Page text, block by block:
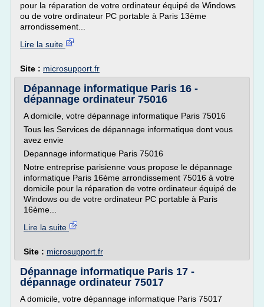
pour la réparation de votre ordinateur équipé de Windows
ou de votre ordinateur PC portable à Paris 13ème
arrondissement...
Lire la suite
Site : microsupport.fr
Dépannage informatique Paris 16 -
dépannage ordinateur 75016
A domicile, votre dépannage informatique Paris 75016
Tous les Services de dépannage informatique dont vous
avez envie
Depannage informatique Paris 75016
Notre entreprise parisienne vous propose le dépannage
informatique Paris 16ème arrondissement 75016 à votre
domicile pour la réparation de votre ordinateur équipé de
Windows ou de votre ordinateur PC portable à Paris
16ème...
Lire la suite
Site : microsupport.fr
Dépannage informatique Paris 17 -
dépannage ordinateur 75017
A domicile, votre dépannage informatique Paris 75017